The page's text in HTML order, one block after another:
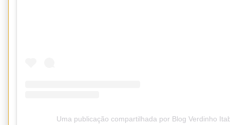
Uma publicação compartilhada por Blog Verdinho